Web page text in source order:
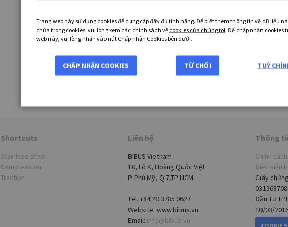
Shortcuts
Stainless steel
Compression
Traction
Liên hệ
BIBUS Vietnam
10, Lô K, Hoàng Quốc Việt
P. Phú Mỹ, Q.7,TP HCM
Tel. +84 28 3785 0627
Website: www.bibus.vn
Email: info@bibus.vn
Thông
Chính
Điều kiện
Giấy
Đầu Tư
10/03/
Trang web này sử dụng cookies để cung cấp đầy đủ tính năng. Để biết thêm thông tin về dữ liệu
chứa trong cookies, vui lòng xem các chính sách về cookies của chúng tôi. Để chấp nhận cookies
web này, vui lòng nhấn vào nút Chấp nhận Cookies bên dưới.
CHẤP NHẬN COOKIES TỪ CHỐI TUỲ